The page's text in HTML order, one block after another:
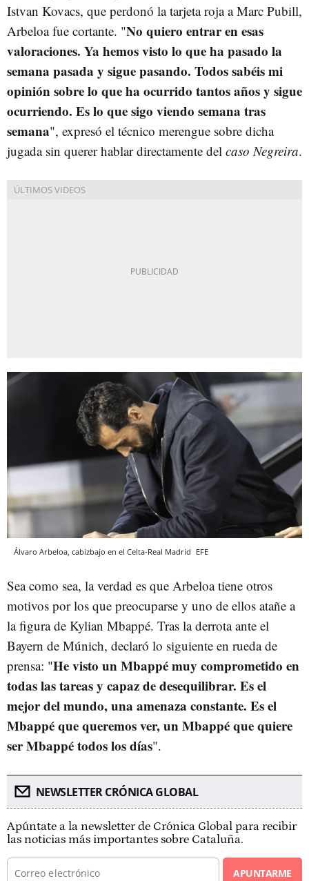
Istvan Kovacs, que perdonó la tarjeta roja a Marc Pubill,
Arbeloa fue cortante. "No quiero entrar en esas
valoraciones. Ya hemos visto lo que ha pasado la
semana pasada y sigue pasando. Todos sabéis mi
opinión sobre lo que ha ocurrido tantos años y sigue
ocurriendo. Es lo que sigo viendo semana tras
semana", expresó el técnico merengue sobre dicha
jugada sin querer hablar directamente del caso Negreira.
Álvaro Arbeloa, cabizbajo en el Celta-Real Madrid EFE
Sea como sea, la verdad es que Arbeloa tiene otros
motivos por los que preocuparse y uno de ellos atañe a
la figura de Kylian Mbappé. Tras la derrota ante el
Bayern de Múnich, declaró lo siguiente en rueda de
prensa: "He visto un Mbappé muy comprometido en
todas las tareas y capaz de desequilibrar. Es el
mejor del mundo, una amenaza constante. Es el
Mbappé que queremos ver, un Mbappé que quiere
ser Mbappé todos los días".
NEWSLETTER CRÓNICA GLOBAL
Apúntate a la newsletter de Crónica Global para recibir
las noticias más importantes sobre Cataluña.
APUNTARME